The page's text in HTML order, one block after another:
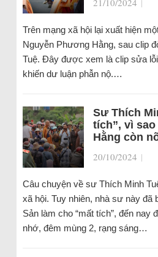
21/10/2024 |
Trên mạng xã hội lại xuất hiện
Nguyễn Phương Hằng, sau clip
Tuệ. Đây được xem là clip sửa
khiến dư luận phẫn nộ.…
Sư Thích
tích”, vì
Hằng còn
20/10/2024 |
Câu chuyện về sư Thích Minh
xã hội. Tuy nhiên, nhà sư này đã
Sản làm cho “mất tích”, đến nay
nhớ, đêm mùng 2, rạng sáng…